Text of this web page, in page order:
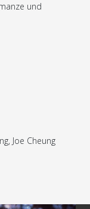
und
Joe Cheung